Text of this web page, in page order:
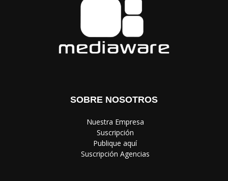
SOBRE NOSOTROS
‎ Nuestra Empresa
‎ Suscripción
‎ Publique aquí
‎ Suscripción Agencias